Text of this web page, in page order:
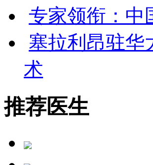
专家领衔：中
塞拉利昂驻华
术
推荐医生